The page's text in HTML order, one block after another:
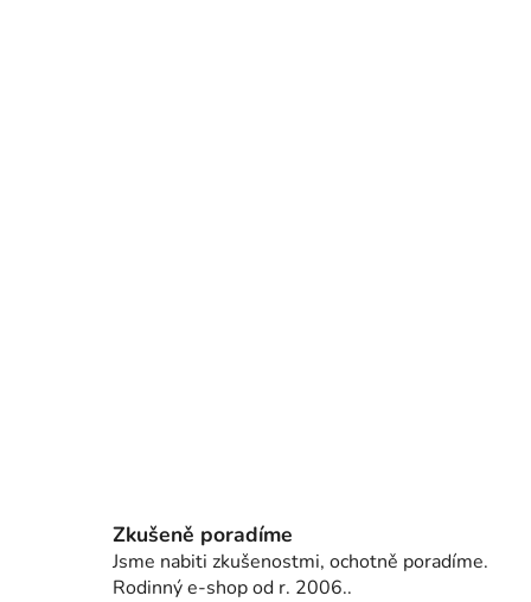
Zkušeně poradíme
Jsme nabiti zkušenostmi, ochotně poradíme.
Rodinný e-shop od r. 2006..